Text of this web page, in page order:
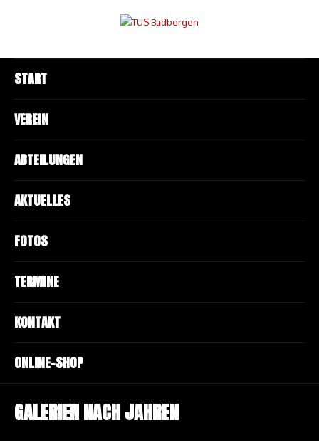
START
VEREIN
ABTEILUNGEN
AKTUELLES
FOTOS
TERMINE
KONTAKT
ONLINE-SHOP
GALERIEN NACH JAHREN